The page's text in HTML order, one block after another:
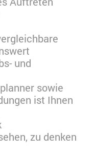
und
sowie
ist Ihnen
zu denken